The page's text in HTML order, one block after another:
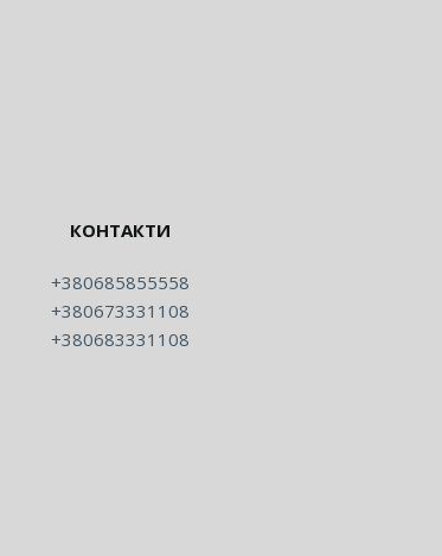
КОНТАКТИ
+380685855558
+380673331108
+380683331108